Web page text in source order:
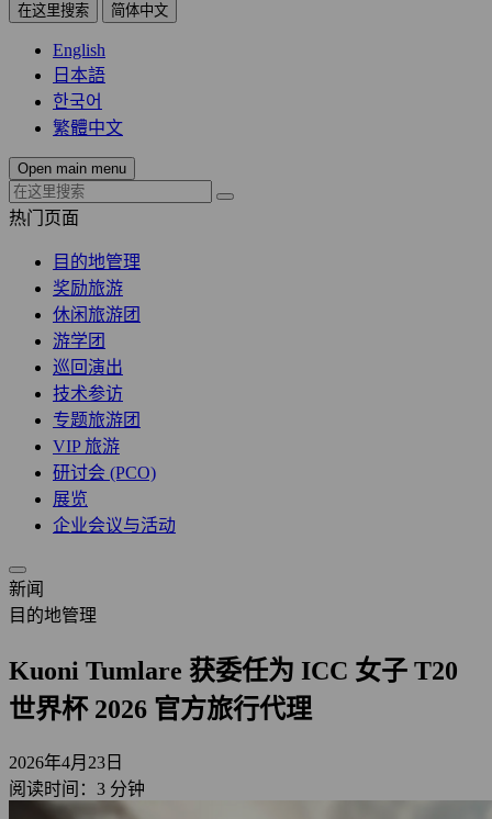
在这里搜索 简体中文
English
日本語
한국어
繁體中文
Open main menu
热门页面
目的地管理
奖励旅游
休闲旅游团
游学团
巡回演出
技术参访
专题旅游团
VIP 旅游
研讨会 (PCO)
展览
企业会议与活动
新闻
目的地管理
Kuoni Tumlare 获委任为 ICC 女子 T20
世界杯 2026 官方旅行代理
2026年4月23日
阅读时间：3 分钟